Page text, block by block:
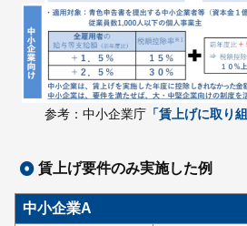
参考：中小企業庁 「賃上げに取り
賃上げ要件のみ実施した例
中小企業A